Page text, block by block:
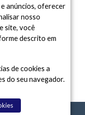
anúncios, oferecer
nosso
site, você
descrito em
de cookies a
do seu navegador.